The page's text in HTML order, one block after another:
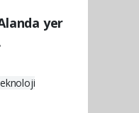
yer